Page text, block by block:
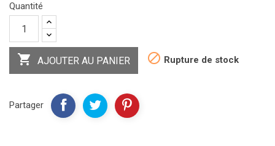
Quantité
 AJOUTER AU PANIER  Rupture de stock
Partager